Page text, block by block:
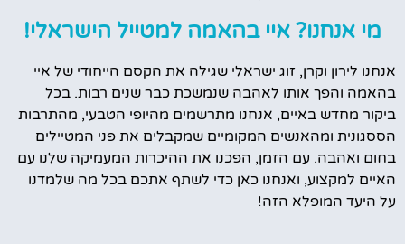
מי אנחנו? איי בהאמה למטייל הישראלי!
אנחנו לירון וקרן, זוג ישראלי שגילה את הקסם הייחודי של איי
בהאמה והפך אותו לאהבה שנמשכת כבר שנים רבות. בכל
ביקור מחדש באיים, אנחנו מתרשמים מהיופי הטבעי, מהתרבות
הססגונית ומהאנשים המקומיים שמקבלים את פני המטיילים
בחום ואהבה. עם הזמן, הפכנו את ההיכרות המעמיקה שלנו עם
האיים למקצוע, ואנחנו כאן כדי לשתף אתכם בכל מה שלמדנו
על היעד המופלא הזה!